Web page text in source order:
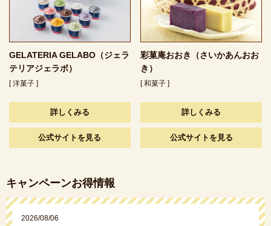
GELATERIA GELABO（ジェラ
テリアジェラボ）
[ 洋菓子 ]
詳しくみる
公式サイトを見る
彩菓庵おおき（さいかあんおお
き）
[ 和菓子 ]
詳しくみる
公式サイトを見る
キャンペーンお得情報
2026/08/06